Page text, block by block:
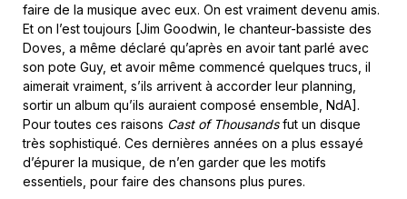
faire de la musique avec eux. On est vraiment devenu amis.
Et on l’est toujours [Jim Goodwin, le chanteur-bassiste des
Doves, a même déclaré qu’après en avoir tant parlé avec
son pote Guy, et avoir même commencé quelques trucs, il
aimerait vraiment, s’ils arrivent à accorder leur planning,
sortir un album qu’ils auraient composé ensemble, NdA].
Pour toutes ces raisons Cast of Thousandsfut un disque
très sophistiqué. Ces dernières années on a plus essayé
d’épurer la musique, de n’en garder que les motifs
essentiels, pour faire des chansons plus pures.